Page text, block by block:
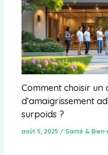
Comment choisir un
d’amaigrissement
surpoids ?
août 5, 2025 /Santé &